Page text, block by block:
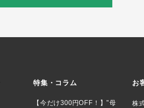
特集・コラム
【今だけ300円OFF！】"母
お
株